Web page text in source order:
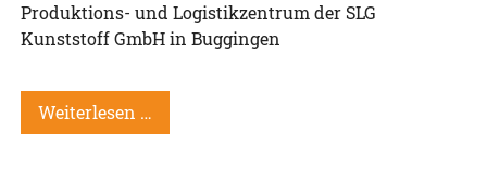
Produktions- und Logistikzentrum der SLG
Kunststoff GmbH in Buggingen
Weiterlesen …